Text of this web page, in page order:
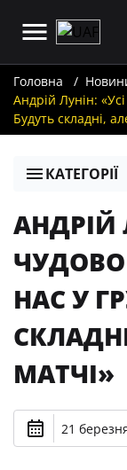
Головна
Андрій Лунін:
Будуть складні,
КАТЕГОРІЇ
АНДРІЙ
НАС У
МАТЧІ»
21